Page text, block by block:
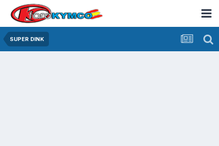
SUPER DINK